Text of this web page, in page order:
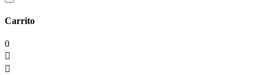
Carrito
0

